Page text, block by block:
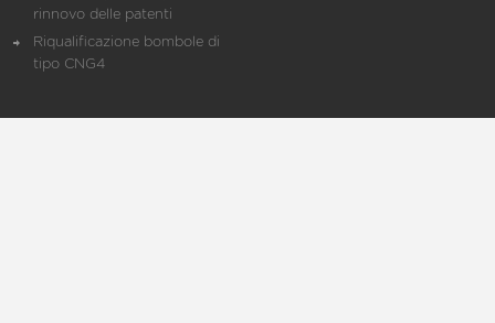
rinnovo delle patenti
Riqualificazione bombole di
tipo CNG4